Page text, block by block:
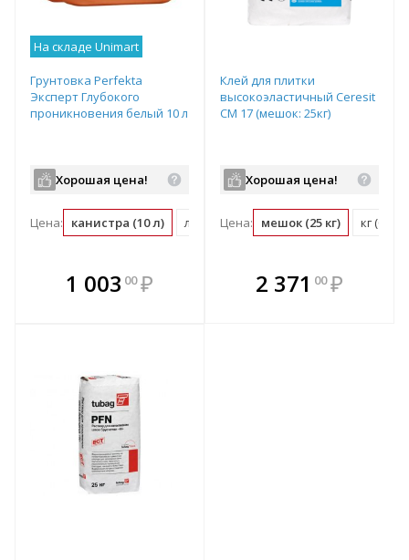
На складе Unimart
Грунтовка Perfekta
Эксперт Глубокого
проникновения белый 10 л
Хорошая цена!
Цена: канистра (10 л) л (0.1 канистра)
1 003 00 ₽
В комплекте
всегда выгоднее!
Клей для плитки
высокоэластичный Ceresit
СМ 17 (мешок: 25кг)
Хорошая цена!
Цена: мешок (25 кг) кг (0.04
В комплекте
всегда выгоднее!
2 371 00 ₽